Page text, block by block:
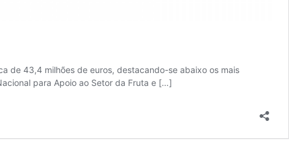
de 43,4 milhões de euros, destacando-se abaixo os mais
para Apoio ao Setor da Fruta e […]